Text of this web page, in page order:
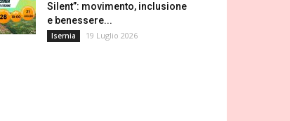
Silent”: movimento, inclusione
e benessere...
Isernia 19 Luglio 2026